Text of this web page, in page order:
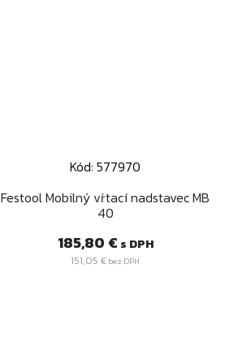
Kód: 577970
Festool Mobilný vŕtací nadstavec MB
40
Cena
185,80 € s DPH
151,05 € bez DPH
Rýchly náhľad